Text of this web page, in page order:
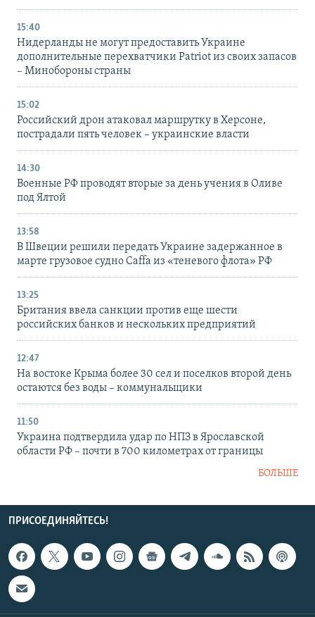
15:40
Нидерланды не могут предоставить Украине
дополнительные перехватчики Patriot из своих запасов
– Минобороны страны
15:02
Российский дрон атаковал маршрутку в Херсоне,
пострадали пять человек – украинские власти
14:30
Военные РФ проводят вторые за день учения в Оливе
под Ялтой
13:58
В Швеции решили передать Украине задержанное в
марте грузовое судно Caffa из «теневого флота» РФ
13:25
Британия ввела санкции против еще шести
российских банков и нескольких предприятий
12:47
На востоке Крыма более 30 сел и поселков второй день
остаются без воды – коммунальщики
11:50
Украина подтвердила удар по НПЗ в Ярославской
области РФ – почти в 700 километрах от границы
БОЛЬШЕ
ПРИСОЕДИНЯЙТЕСЬ!